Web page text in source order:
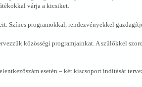
várja a kicsiket.
Színes programokkal, rendezvényekkel
közösségi programjainkat. A szülőkkel
esetén – két kiscsoport indítását